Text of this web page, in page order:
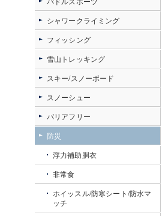
シャワークライミング
フィッシング
雪山トレッキング
スキー/スノーボード
スノーシュー
バリアフリー
防災
浮力補助胴衣
非常食
ホイッスル/防寒シート/防水マ
ッチ